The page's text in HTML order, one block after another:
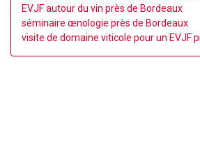
EVJF autour du vin près de Bordeaux
séminaire œnologie près de Bordeaux
visite de domaine viticole pour un EVJF